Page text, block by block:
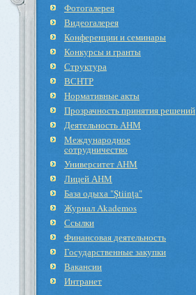
Фотогалерея
Видеогалерея
Конференции и семинары
Конкурсы и гранты
Структура
ВСНТР
Нормативные акты
Прозрачность принятия решений
Деятельность АНМ
Международное
cотрудничество
Университет АНМ
Лицей АНМ
База одыха "Ştiinţa"
Журнал Akademos
Ссылки
Финансовая деятельность
Государственные закупки
Вакансии
Интранет